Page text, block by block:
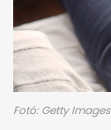
Fotó: Getty Images